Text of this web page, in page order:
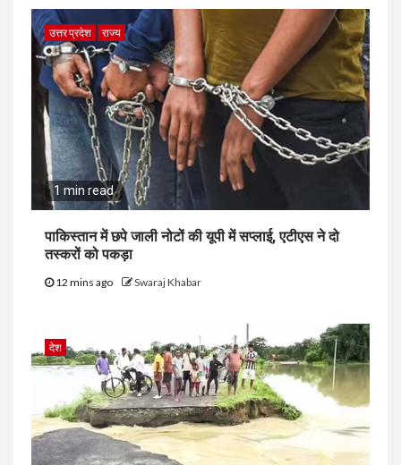
उत्तर प्रदेश राज्य
1 min read
पाकिस्तान में छपे जाली नोटों की यूपी में सप्लाई, एटीएस ने दो
तस्करों को पकड़ा
12 mins ago Swaraj Khabar
देश